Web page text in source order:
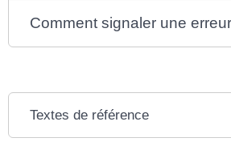
Comment signaler une
Textes de référence